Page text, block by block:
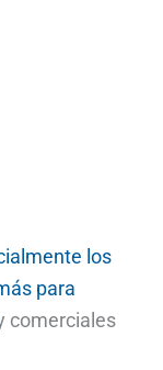
los
para
comerciales